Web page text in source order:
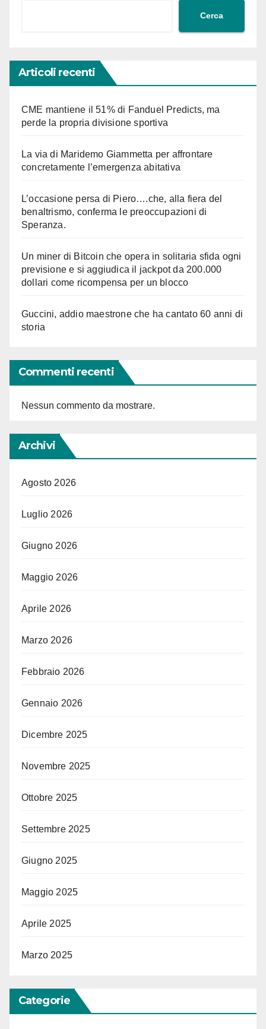
Cerca
Articoli recenti
CME mantiene il 51% di Fanduel Predicts, ma
perde la propria divisione sportiva
La via di Maridemo Giammetta per affrontare
concretamente l’emergenza abitativa
L’occasione persa di Piero….che, alla fiera del
benaltrismo, conferma le preoccupazioni di
Speranza.
Un miner di Bitcoin che opera in solitaria sfida ogni
previsione e si aggiudica il jackpot da 200.000
dollari come ricompensa per un blocco
Guccini, addio maestrone che ha cantato 60 anni di
storia
Commenti recenti
Nessun commento da mostrare.
Archivi
Agosto 2026
Luglio 2026
Giugno 2026
Maggio 2026
Aprile 2026
Marzo 2026
Febbraio 2026
Gennaio 2026
Dicembre 2025
Novembre 2025
Ottobre 2025
Settembre 2025
Giugno 2025
Maggio 2025
Aprile 2025
Marzo 2025
Categorie